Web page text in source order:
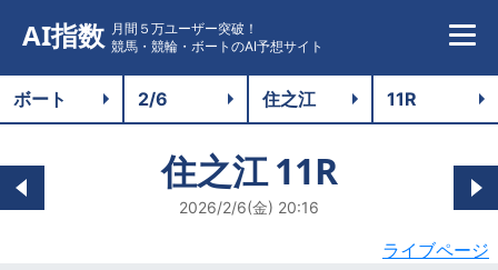
AI指数 月間５万ユーザー突破！
競馬・競輪・ボートのAI予想サイト
住之江11R
2026/2/6(金) 20:16
ライブページ